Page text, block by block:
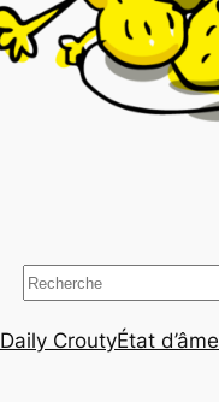
Rechercher
Daily CroutyÉtat d’âme